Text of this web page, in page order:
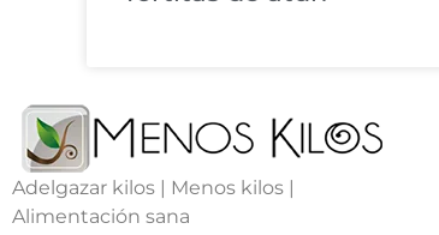
Adelgazar kilos | Menos kilos |
Alimentación sana